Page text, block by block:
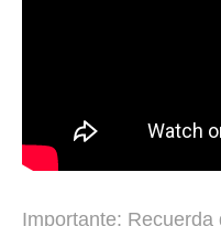
Importante: